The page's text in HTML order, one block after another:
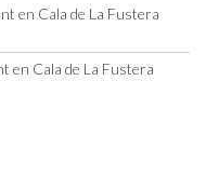
en Cala de La Fustera
en Cala de La Fustera